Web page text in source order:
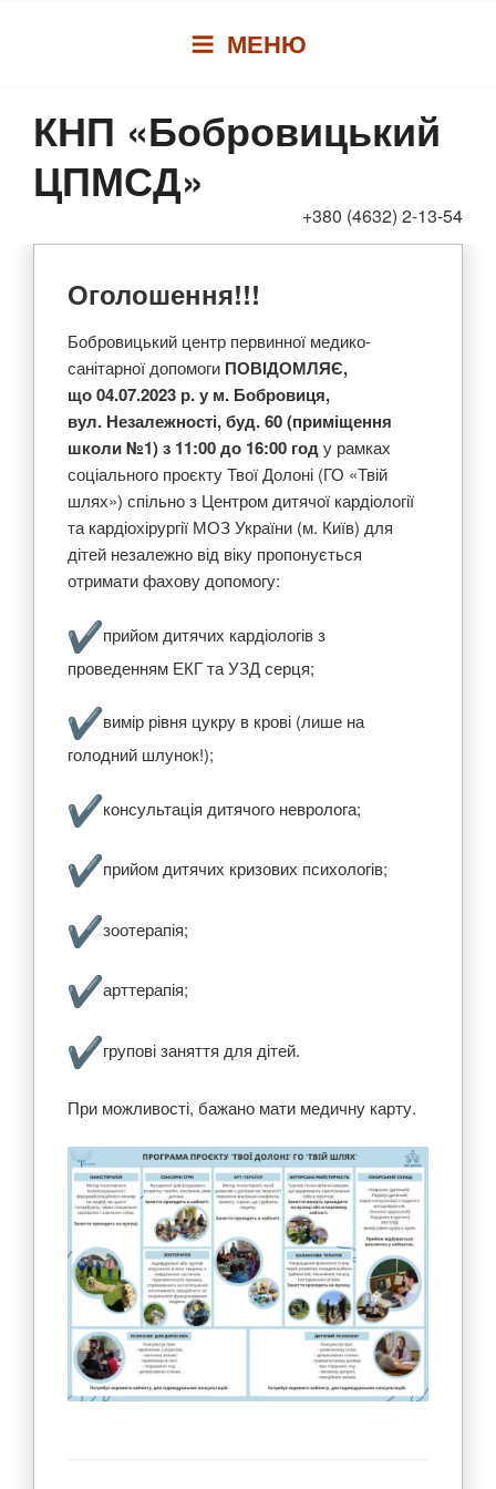
МЕНЮ
КНП «Бобровицький
ЦПМСД»
+380 (4632) 2-13-54
Оголошення!!!
Бобровицький центр первинної медико-
санітарної допомоги ПОВІДОМЛЯЄ,
що04.07.2023 р. у м. Бобровиця,
вул. Незалежності, буд. 60(приміщення
школи№1) з 11:00 до 16:00 году рамках
соціального проєкту Твої Долоні (ГО «Твій
шлях») спільно з Центром дитячої кардіології
та кардіохірургії МОЗ України (м. Київ) для
дітей незалежно від віку пропонується
отримати фахову допомогу:
️прийом дитячих кардіологів з
проведенням ЕКГ та УЗД серця;
️вимір рівня цукру в крові (лише на
голодний шлунок!);
️консультація дитячого невролога;
️прийом дитячих кризових психологів;
️зоотерапія;
️арттерапія;
️групові заняття для дітей.
При можливості, бажано мати медичну карту.